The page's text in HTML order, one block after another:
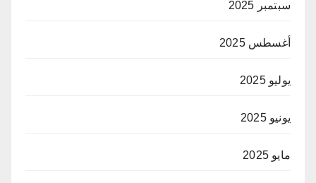
سبتمبر 2025
أغسطس 2025
يوليو 2025
يونيو 2025
مايو 2025